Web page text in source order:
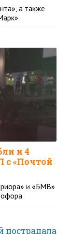
а также
и 4
с «Почтой
и «БМВ»
пострадала